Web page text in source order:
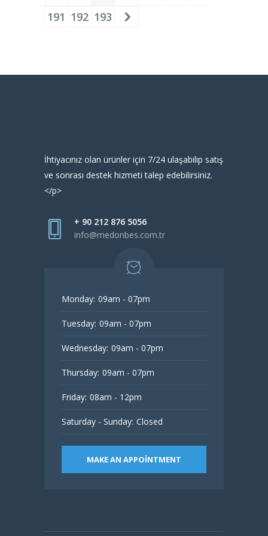
191 192 193
İhtiyacınız olan ürünler için 7/24 ulaşabilip satış
ve sonrası destek hizmeti talep edebilirsiniz.
</p>
+ 90 212 876 5056
info@medonbes.com.tr
Monday: 09am - 07pm
Tuesday: 09am - 07pm
Wednesday: 09am - 07pm
Thursday: 09am - 07pm
Friday: 08am - 12pm
Saturday - Sunday: Closed
MAKE AN APPOINTMENT